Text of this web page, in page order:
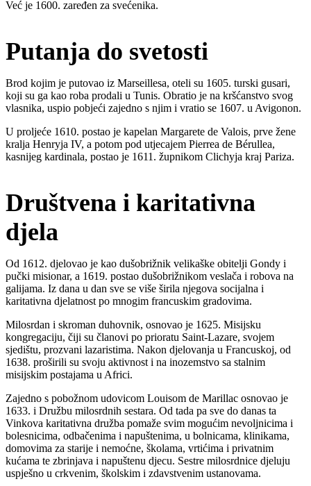
Već je 1600. zaređen za svećenika.
Putanja do svetosti
Brod kojim je putovao iz Marseillesa, oteli su 1605. turski gusari,
koji su ga kao roba prodali u Tunis. Obratio je na kršćanstvo svog
vlasnika, uspio pobjeći zajedno s njim i vratio se 1607. u Avigonon.
U proljeće 1610. postao je kapelan Margarete de Valois, prve žene
kralja Henryja IV, a potom pod utjecajem Pierrea de Bérullea,
kasnijeg kardinala, postao je 1611. župnikom Clichyja kraj Pariza.
Društvena i karitativna
djela
Od 1612. djelovao je kao dušobrižnik velikaške obitelji Gondy i
pučki misionar, a 1619. postao dušobrižnikom veslača i robova na
galijama. Iz dana u dan sve se više širila njegova socijalna i
karitativna djelatnost po mnogim francuskim gradovima.
Milosrdan i skroman duhovnik, osnovao je 1625. Misijsku
kongregaciju, čiji su članovi po prioratu Saint-Lazare, svojem
sjedištu, prozvani lazaristima. Nakon djelovanja u Francuskoj, od
1638. proširili su svoju aktivnost i na inozemstvo sa stalnim
misijskim postajama u Africi.
Zajedno s pobožnom udovicom Louisom de Marillac osnovao je
1633. i Družbu milosrdnih sestara. Od tada pa sve do danas ta
Vinkova karitativna družba pomaže svim mogućim nevoljnicima i
bolesnicima, odbačenima i napuštenima, u bolnicama, klinikama,
domovima za starije i nemoćne, školama, vrtićima i privatnim
kućama te zbrinjava i napuštenu djecu. Sestre milosrdnice djeluju
uspješno u crkvenim, školskim i zdavstvenim ustanovama.